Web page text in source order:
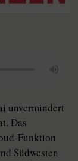
unvermindert
Das
Funktion
Südwesten